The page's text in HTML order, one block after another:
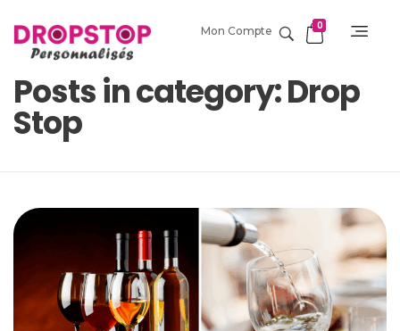
Mon Compte 0
Posts in category: Drop
Stop